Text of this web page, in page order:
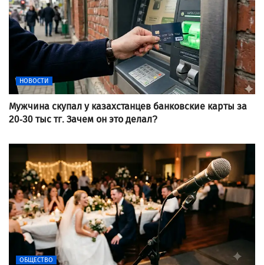
НОВОСТИ
Мужчина скупал у казахстанцев банковские карты за
20-30 тыс тг. Зачем он это делал?
ОБЩЕСТВО